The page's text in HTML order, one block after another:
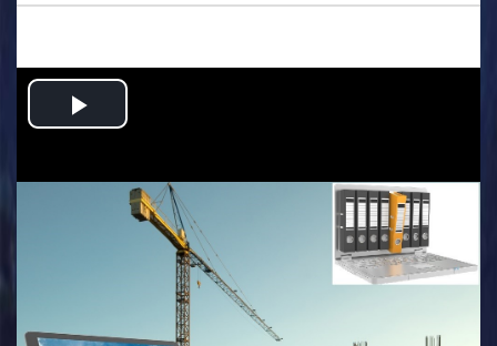
Play
Video